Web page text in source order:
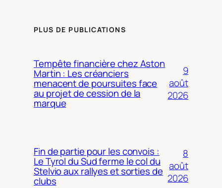
PLUS DE PUBLICATIONS
Tempête financière chez Aston
Martin : Les créanciers
menacent de poursuites face
au projet de cession de la
marque
9
août
2026
Fin de partie pour les convois :
Le Tyrol du Sud ferme le col du
Stelvio aux rallyes et sorties de
clubs
8
août
2026